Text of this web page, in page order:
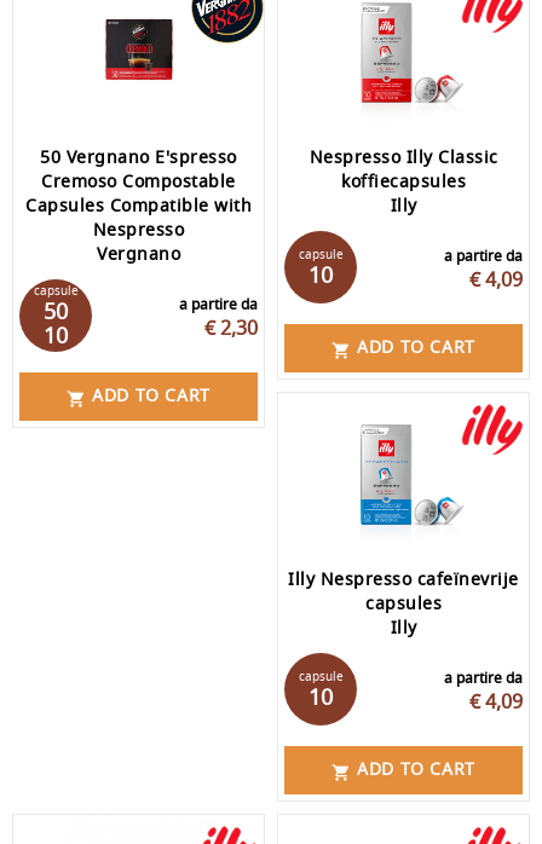
50 Vergnano E'spresso
Cremoso Compostable
Capsules Compatible with
Nespresso
Vergnano
a partire da
€ 2,30
capsule
50
10
 ADD TO CART
Nespresso Illy Classic
koffiecapsules
Illy
a partire da
€ 4,09
capsule
10
 ADD TO CART
Illy Nespresso cafeïnevrije
capsules
Illy
a partire da
€ 4,09
capsule
10
 ADD TO CART